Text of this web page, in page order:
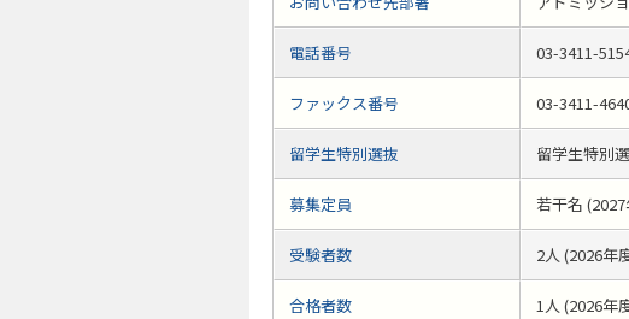
電話番号 03-3411-
ファックス番号 03-3411-
留学生特別選抜 留学生特別
募集定員 若干名
受験者数 2人 (2026年
合格者数 1人 (2026年